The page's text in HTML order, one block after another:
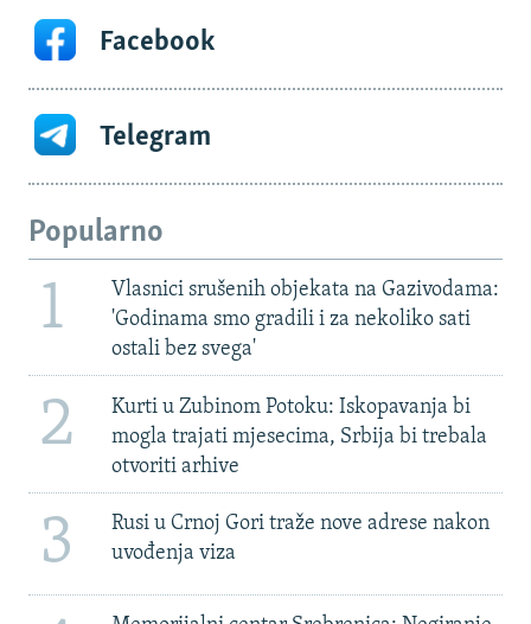
Facebook
Telegram
Popularno
1
Vlasnici srušenih objekata na Gazivodama:
'Godinama smo gradili i za nekoliko sati
ostali bez svega'
2
Kurti u Zubinom Potoku: Iskopavanja bi
mogla trajati mjesecima, Srbija bi trebala
otvoriti arhive
3
Rusi u Crnoj Gori traže nove adrese nakon
uvođenja viza